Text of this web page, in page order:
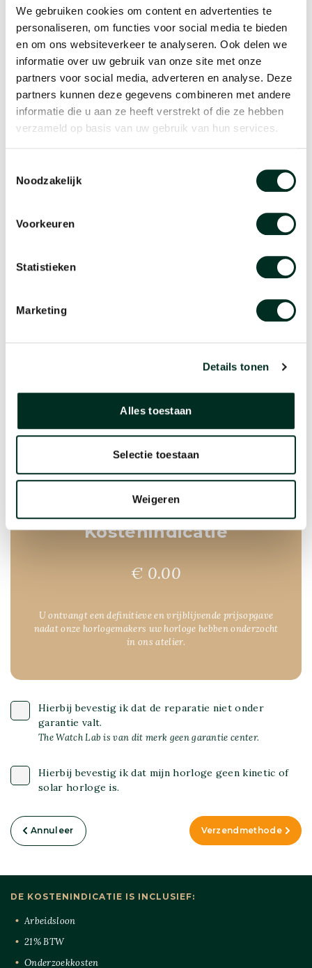
We gebruiken cookies om content en advertenties te
personaliseren, om functies voor social media te bieden
en om ons websiteverkeer te analyseren. Ook delen we
informatie over uw gebruik van onze site met onze
partners voor social media, adverteren en analyse. Deze
partners kunnen deze gegevens combineren met andere
informatie die u aan ze heeft verstrekt of die ze hebben
verzameld op basis van uw gebruik van hun services.
Noodzakelijk
Voorkeuren
Statistieken
Marketing
Details tonen
Alles toestaan
Selectie toestaan
Weigeren
Stel uw vraag
die dan hier.
Kostenindicatie
€ 0.00
U ontvangt een definitieve en vrijblijvende prijsopgave
nadat onze horlogemakers uw horloge hebben onderzocht
in ons atelier.
Hierbij bevestig ik dat de reparatie niet onder
garantie valt.
The Watch Lab is van dit merk geen garantie center.
Hierbij bevestig ik dat mijn horloge geen kinetic of
solar horloge is.
Annuleer Verzendmethode
DE KOSTENINDICATIE IS INCLUSIEF:
Arbeidsloon
21% BTW
Onderzoekkosten